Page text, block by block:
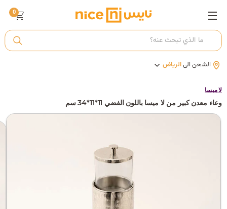
أ الشحن الىالرياض
0
لا ميسا
وعاء معدن كبير من لا ميسا باللون الفضي 11*11*34 سم